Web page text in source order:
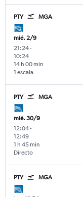
PTY MGA
mié. 2/9
21:24-
10:24
1 escala
14 h 00 min
PTY MGA
mié. 30/9
12:04-
12:49
Directo
1 h 45 min
PTY MGA